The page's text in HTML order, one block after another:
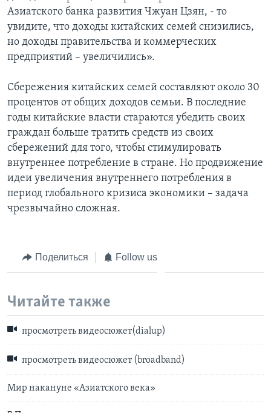
Азиатского банка развития Чжуан Цзян, - то
увидите, что доходы китайских семей снизились,
но доходы правительства и коммерческих
предприятий – увеличились».
Сбережения китайских семей составляют около 30
процентов от общих доходов семьи. В последние
годы китайские власти стараются убедить своих
граждан больше тратить средств из своих
сбережений для того, чтобы стимулировать
внутреннее потребление в стране. Но продвижение
идеи увеличения внутреннего потребления в
период глобального кризиса экономики – задача
чрезвычайно сложная.
Поделиться Follow us
Читайте также
просмотреть видеосюжет(dialup)
просмотреть видеосюжет (broadband)
Мир накануне «Азиатского века»